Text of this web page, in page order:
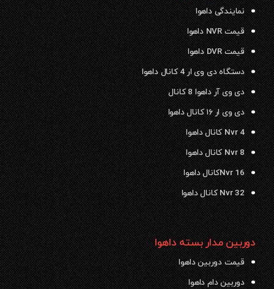
نمایندگی داهوا
قیمت NVR داهوا
قیمت DVR داهوا
دستگاه دی وی ار 4 کانال داهوا
دی وی آر داهوا 8 کانال
دی وی ار ۱۶ کانال داهوا
Nvr 4 کانال داهوا
Nvr 8 کانال داهوا
Nvr 16کانال داهوا
Nvr 32 کانال داهوا
دوربین مدار بسته داهوا
قیمت دوربین داهوا
دوربین دام داهوا